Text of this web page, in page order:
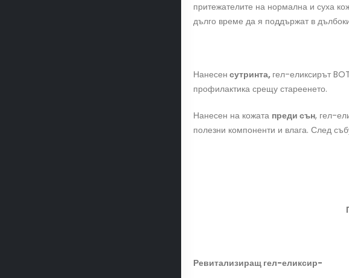
притежателите на нормална и суха
дълго време да я поддържат в
Нанесен сутринта, гел-еликсирът
профилактика срещу стареенето.
Нанесен на кожата преди сън, гел-
полезни компоненти и влага. След
Ревитализиращ гел-еликсир-